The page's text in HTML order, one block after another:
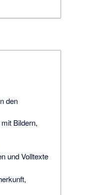
den
Bildern,
und Volltexte